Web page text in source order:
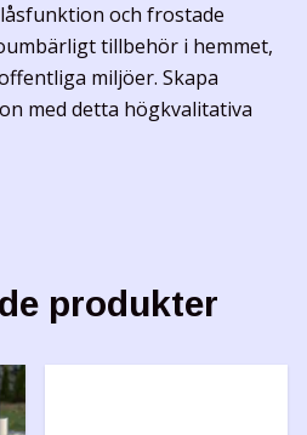
och frostade
tillbehör i hemmet,
miljöer. Skapa
med detta högkvalitativa
produkter